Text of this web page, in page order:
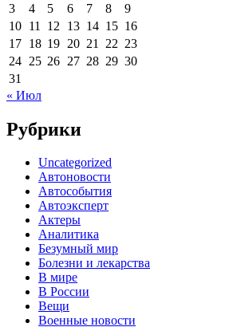
3
4 5 6 7 8
9
10 11 12 13 14 15 16
17 18 19 20 21 22 23
24 25 26 27 28 29 30
31
« Июл
Рубрики
Uncategorized
Автоновости
Автособытия
Автоэксперт
Актеры
Аналитика
Безумный мир
Болезни и лекарства
В мире
В России
Вещи
Военные новости